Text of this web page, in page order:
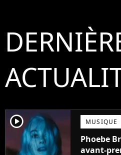
player2 MUSIQUE
Phoebe
avant-